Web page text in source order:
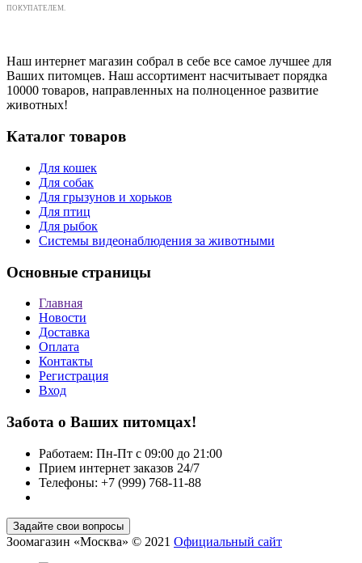
ПОКУПАТЕЛЕМ.
Наш интернет магазин собрал в себе все самое лучшее для
Ваших питомцев. Наш ассортимент насчитывает порядка
10000 товаров, направленных на полноценное развитие
животных!
Каталог товаров
Для кошек
Для собак
Для грызунов и хорьков
Для птиц
Для рыбок
Cистемы видеонаблюдения за животными
Основные страницы
Главная
Новости
Доставка
Оплата
Контакты
Регистрация
Вход
Забота о Ваших питомцах!
Работаем: Пн-Пт с 09:00 до 21:00
Прием интернет заказов 24/7
Телефоны: +7 (999) 768-11-88
Зоомагазин «Москва» © 2021 Официальный сайт